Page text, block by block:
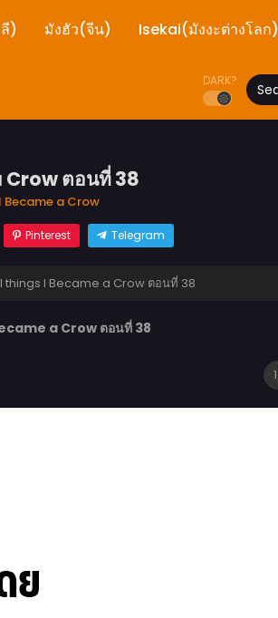
) มังฮัว(จีน) Isekai(มังงะต่างโลก)
DARK?
ตอนที่ 38
Became a Crow
Pinterest Telegram
things I Became a Crow ตอนที่ 38
a Crow ตอนที่ 38